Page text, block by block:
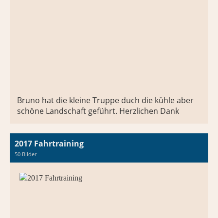
Bruno hat die kleine Truppe duch die kühle aber
schöne Landschaft geführt. Herzlichen Dank
2017 Fahrtraining
50 Bilder